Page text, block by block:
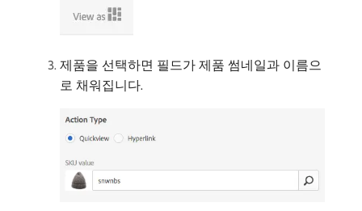
제품을 선택하면 필드가 제품 썸네일과 이름으
로 채워집니다.